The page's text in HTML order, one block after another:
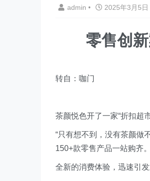
admin • 2025年3月5
零售创
转自：咖门
茶颜悦色开了一家“折扣超市
“只有想不到，没有茶颜做
150+款零售产品一站购齐。
全新的消费体验，迅速引发